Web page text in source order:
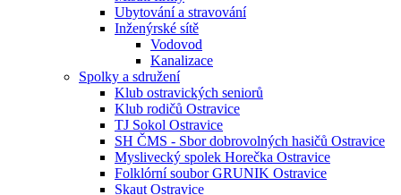
Ubytování a stravování
Inženýrské sítě
Vodovod
Kanalizace
Spolky a sdružení
Klub ostravických seniorů
Klub rodičů Ostravice
TJ Sokol Ostravice
SH ČMS - Sbor dobrovolných hasičů Ostravice
Myslivecký spolek Horečka Ostravice
Folklórní soubor GRUNIK Ostravice
Skaut Ostravice